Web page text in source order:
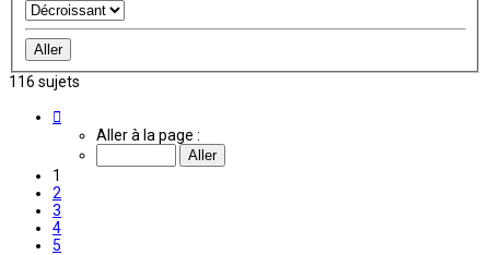
116 sujets
Aller à la page :
1
2
3
4
5